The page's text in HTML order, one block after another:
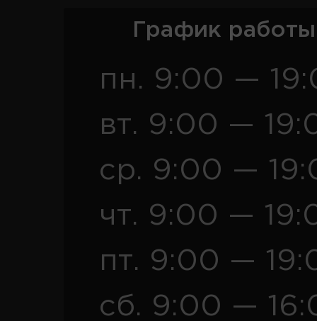
График
пн. 9:00 —
вт. 9:00 —
ср. 9:00 —
чт. 9:00 —
пт. 9:00 —
сб. 9:00 —